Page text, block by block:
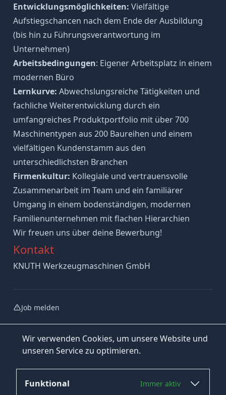
Wir verwenden Cookies, um unsere Website und
unseren Service zu optimieren.
Funktional Immer aktiv
Entwicklungsmöglichkeiten: Vielfältige
Aufstiegschancen nach dem Ende der Ausbildung
(bis hin zu Führungsverantwortung im
Unternehmen)
Arbeitsbedingungen: Eigener Arbeitsplatz in einem
modernen Büro
Lernkurve: Abwechslungsreiche Tätigkeiten und
fachliche Weiterentwicklung durch ein
umfangreiches Produktportfolio mit über 700
Maschinentypen aus 200 Baureihen und einem
vielfältigen Kundenstamm aus den
unterschiedlichsten Branchen
Firmenkultur: Kollegiale und vertrauensvolle
Zusammenarbeit im Team und ein familiärer
Umgang in einem bodenständigen, modernen
Familienunternehmen mit flachen Hierarchien
Wir freuen uns über deine Bewerbung!
Kontakt
KNUTH Werkzeugmaschinen GmbH
Job melden